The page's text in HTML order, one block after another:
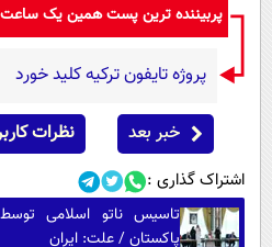
پربیننده ترین پست همین یک ساعت
پروژه تایفون ترکیه کلید خورد
خبر بعد نظرات
اشتراک گذاری :
تاسیس ناتو اسلامی
پاکستان / علت: ایران